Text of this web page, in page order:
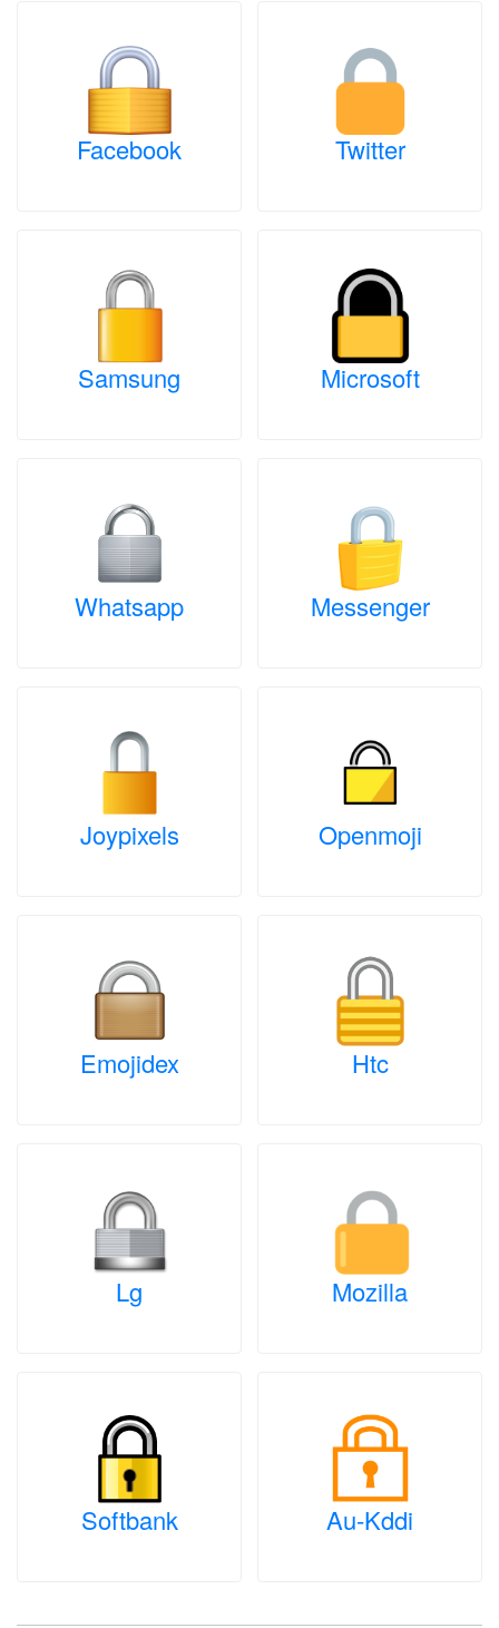
Facebook Twitter
Samsung Microsoft
Whatsapp Messenger
Joypixels Openmoji
Emojidex Htc
Lg Mozilla
Softbank Au-Kddi